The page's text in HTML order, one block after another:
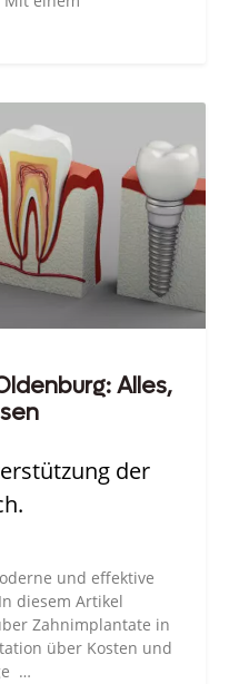
Alles,
der
und effektive
diesem Artikel
Zahnimplantate in
über Kosten und
…